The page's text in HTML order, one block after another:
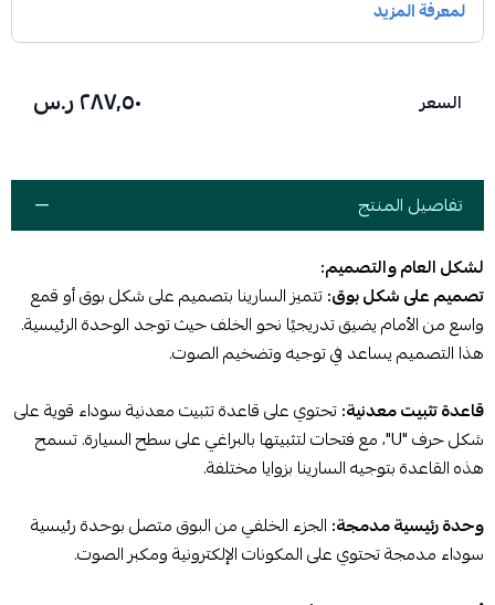
السعر ٢٨٧٫٥٠ ر.س
تفاصيل المنتج
لشكل العام والتصميم:
تصميم على شكل بوق:تتميز السارينا بتصميم على شكل بوق أو قمع
واسع من الأمام يضيق تدريجيًا نحو الخلف حيث توجد الوحدة الرئيسية.
هذا التصميم يساعد في توجيه وتضخيم الصوت.
قاعدة تثبيت معدنية:تحتوي على قاعدة تثبيت معدنية سوداء قوية على
شكل حرف "U"، مع فتحات لتثبيتها بالبراغي على سطح السيارة. تسمح
هذه القاعدة بتوجيه السارينا بزوايا مختلفة.
وحدة رئيسية مدمجة: الجزء الخلفي من البوق متصل بوحدة رئيسية
سوداء مدمجة تحتوي على المكونات الإلكترونية ومكبر الصوت.